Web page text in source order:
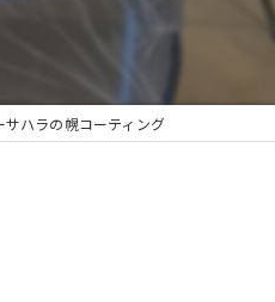
サハラの幌コーティング